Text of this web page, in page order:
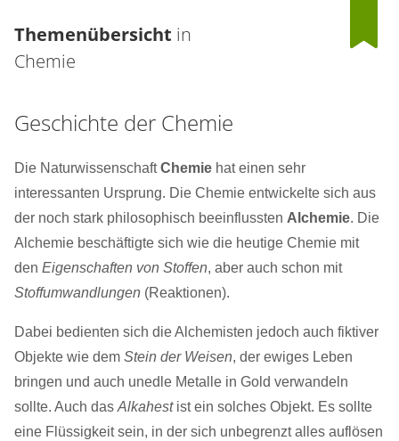
Themenübersicht in
Chemie
Geschichte der Chemie
Die NaturwissenschaftChemie hat einen sehr
interessanten Ursprung. Die Chemie entwickelte sich aus
der noch stark philosophisch beeinflussten Alchemie. Die
Alchemie beschäftigte sich wie die heutige Chemie mit
den Eigenschaften von Stoffen, aber auch schon mit
Stoffumwandlungen (Reaktionen).
Dabei bedienten sich die Alchemisten jedoch auch fiktiver
Objekte wie dem Stein der Weisen, der ewiges Leben
bringen und auch unedle Metalle in Gold verwandeln
sollte. Auch das Alkahestist ein solches Objekt. Es sollte
eine Flüssigkeit sein, in der sich unbegrenzt alles auflösen